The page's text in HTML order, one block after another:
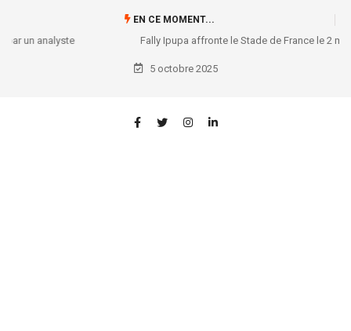
EN CE MOMENT...
Fally Ipupa affronte le Stade de France le 2 mai 2026 !
5 octobre 2025